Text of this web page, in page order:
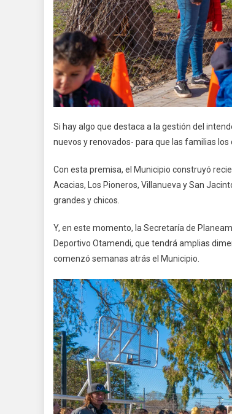
Si hay algo que destaca a la gestión del
nuevos y renovados- para que las familias
Con esta premisa, el Municipio construyó
Acacias, Los Pioneros, Villanueva y San
grandes y chicos.
Y, en este momento, la Secretaría de
Deportivo Otamendi, que tendrá amplias
comenzó semanas atrás el Municipio.